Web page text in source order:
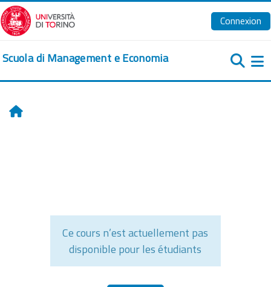
Passer au contenu principal
Connexion
Scuola di Management e Economia
Accueil
Ce cours n’est actuellement pas
disponible pour les étudiants